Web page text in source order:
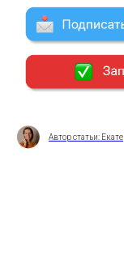
Автор статьи: